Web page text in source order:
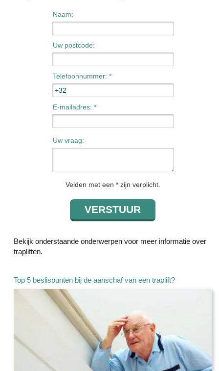
Naam:
Uw postcode:
Telefoonnummer: *
E-mailadres: *
Uw vraag:
Velden met een * zijn verplicht.
Bekijk onderstaande onderwerpen voor meer informatie over
trapliften.
Top 5 beslispunten bij de aanschaf van een traplift?